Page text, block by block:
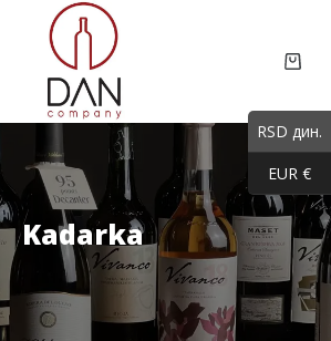
cart
Kadarka
RSD дин.
EUR €